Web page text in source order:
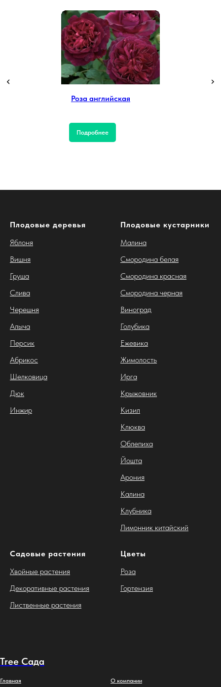
Роза английская
Подробнее
Плодовые деревья
Яблоня
Вишня
Груша
Слива
Черешня
Алыча
Персик
Абрикос
Шелковица
Дюк
Инжир
Плодовые кустарники
Малина
Смородина белая
Смородина красная
Смородина черная
Виноград
Голубика
Ежевика
Жимолость
Ирга
Крыжовник
Кизил
Клюква
Облепиха
Йошта
Арония
Калина
Клубника
Лимонник китайский
Садовые растения
Хвойные растения
Декоративные растения
Лиственные растения
Цветы
Роза
Гортензия
Tree Сада
Главная О компании